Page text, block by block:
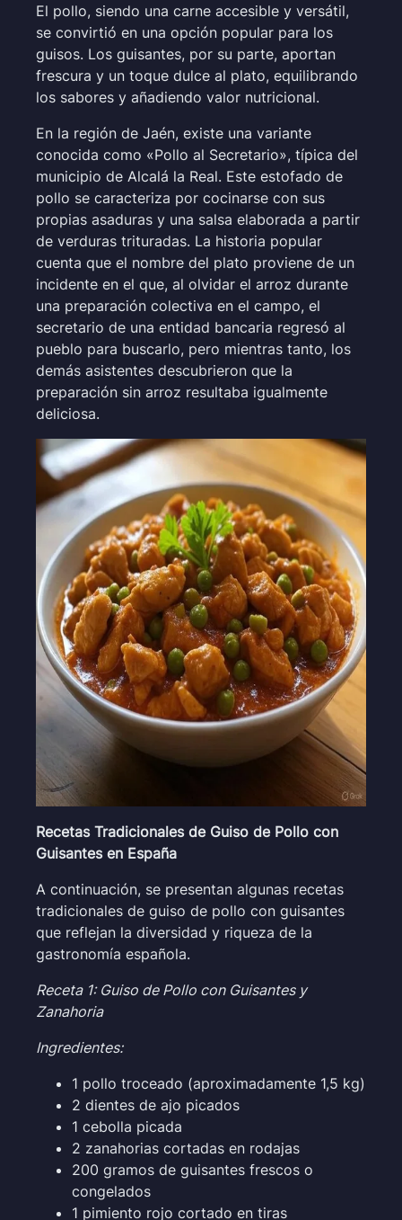
El pollo, siendo una carne accesible y versátil,
se convirtió en una opción popular para los
guisos. Los guisantes, por su parte, aportan
frescura y un toque dulce al plato, equilibrando
los sabores y añadiendo valor nutricional.
En la región de Jaén, existe una variante
conocida como «Pollo al Secretario», típica del
municipio de Alcalá la Real. Este estofado de
pollo se caracteriza por cocinarse con sus
propias asaduras y una salsa elaborada a partir
de verduras trituradas. La historia popular
cuenta que el nombre del plato proviene de un
incidente en el que, al olvidar el arroz durante
una preparación colectiva en el campo, el
secretario de una entidad bancaria regresó al
pueblo para buscarlo, pero mientras tanto, los
demás asistentes descubrieron que la
preparación sin arroz resultaba igualmente
deliciosa.
Recetas Tradicionales de Guiso de Pollo con
Guisantes en España
A continuación, se presentan algunas recetas
tradicionales de guiso de pollo con guisantes
que reflejan la diversidad y riqueza de la
gastronomía española.
Receta 1: Guiso de Pollo con Guisantes y
Zanahoria
Ingredientes:
1 pollo troceado (aproximadamente 1,5 kg)
2 dientes de ajo picados
1 cebolla picada
2 zanahorias cortadas en rodajas
200 gramos de guisantes frescos o
congelados
1 pimiento rojo cortado en tiras